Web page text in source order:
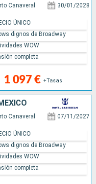
Canaveral 30/01/2028
1 097 € +Tasas
ÚNICO
dignos de Broadway
WOW
completa
Canaveral 07/11/2027
ÚNICO
dignos de Broadway
WOW
completa